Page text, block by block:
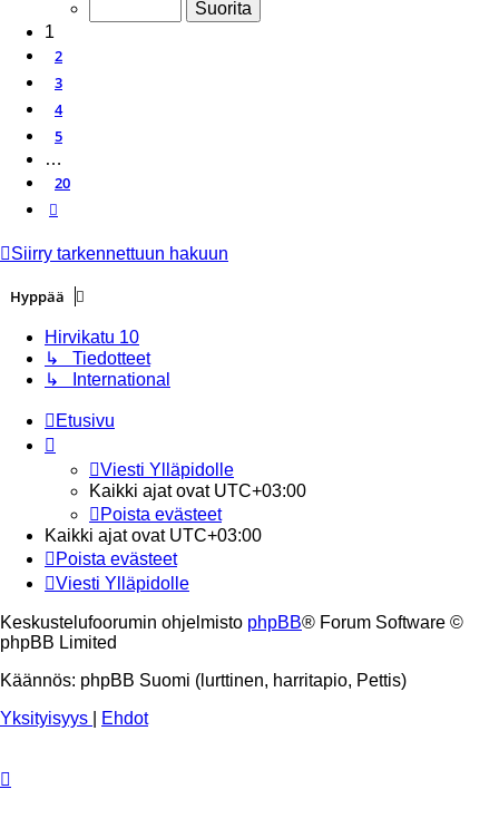
1
2
3
4
5
…
20
Siirry tarkennettuun hakuun
Hyppää
Hirvikatu 10
↳ Tiedotteet
↳ International
Etusivu
Viesti Ylläpidolle
Kaikki ajat ovat UTC+03:00
Poista evästeet
Kaikki ajat ovat UTC+03:00
Poista evästeet
Viesti Ylläpidolle
Keskustelufoorumin ohjelmisto phpBB® Forum Software ©
phpBB Limited
Käännös: phpBB Suomi (lurttinen, harritapio, Pettis)
Yksityisyys
Ehdot